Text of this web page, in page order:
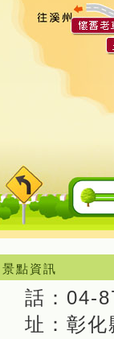
景點資訊
：04-
：彰化